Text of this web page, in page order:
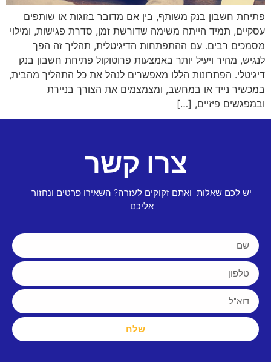
פתיחת חשבון בנק משותף, בין אם מדובר בזוגות או שותפים
עסקיים, תמיד הייתה משימה שדורשת זמן, סדרת פגישות, ומילוי
מסמכים רבים. עם ההתפתחות הדיגיטלית, תהליך זה הפך
לנגיש, מהיר ויעיל יותר באמצעות פרוטוקול פתיחת חשבון בנק
דיגיטלי. הפתרונות הללו מאפשרים לנהל את כל התהליך מהבית,
במכשיר נייד או במחשב, ומצמצמים את הצורך בניירת
ובמפגשים פיזיים, […]
צרו קשר
יש לכם שאלות ואתם זקוקים לעזרה? השאירו פרטים ונחזור
אליכם
שלח